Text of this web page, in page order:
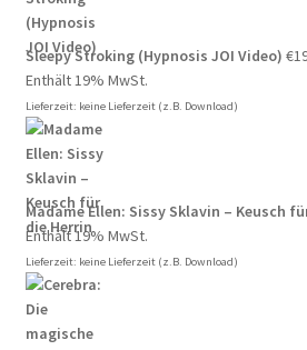
Sleepy Stroking (Hypnosis JOI Video) €
Enthält 19% MwSt.
Lieferzeit: keine Lieferzeit (z.B. Download)
Madame Ellen: Sissy Sklavin – Keusch
Enthält 19% MwSt.
Lieferzeit: keine Lieferzeit (z.B. Download)